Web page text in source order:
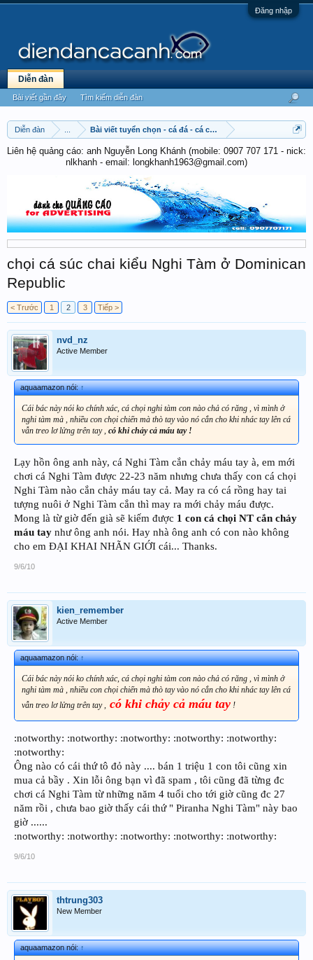
Đăng nhập
Diễn đàn Bài viết tuyển chọn - cá đá - cá chọi
Liên hệ quảng cáo: anh Nguyễn Long Khánh (mobile: 0907 707 171 - nick:
nlkhanh - email: longkhanh1963@gmail.com)
chọi cá súc chai kiểu Nghi Tàm ở Dominican
Republic
< Trước 1 2 3 Tiếp >
nvd_nz
Active Member
aquaamazon nói:↑
Cái bác này nói ko chính xác, cá chọi nghi tàm con nào chả có răng , vì mình ở
nghi tàm mà , nhiều con chọi chiến mà thò tay vào nó cắn cho khi nhác tay lên cá
vẫn treo lơ lửng trên tay , có khi chảy cả máu tay !
Lạy hồn ông anh này, cá Nghi Tàm cắn chảy máu tay à, em mới
chơi cá Nghi Tàm được 22-23 năm nhưng chưa thấy con cá chọi
Nghi Tàm nào cắn chảy máu tay cả. May ra có cá rồng hay tai
tượng nuôi ở Nghi Tàm cắn thì may ra mới chảy máu được.
Mong là từ giờ đến già sẽ kiếm được 1 con cá chọi NT cắn chảy
máu tay như ông anh nói. Hay nhà ông anh có con nào không
cho em ĐẠI KHAI NHÃN GIỚI cái... Thanks.
9/6/10
kien_remember
Active Member
aquaamazon nói:↑
Cái bác này nói ko chính xác, cá chọi nghi tàm con nào chả có răng , vì mình ở
nghi tàm mà , nhiều con chọi chiến mà thò tay vào nó cắn cho khi nhác tay lên cá
vẫn treo lơ lửng trên tay ,
có khi chảy cả máu tay !
:notworthy: :notworthy: :notworthy: :notworthy: :notworthy:
:notworthy:
Ông nào có cái thứ tô đỏ này .... bán 1 triệu 1 con tôi cũng xin
mua cả bầy . Xin lỗi ông bạn vì đã spam , tôi cũng đã từng đc
chơi cá Nghi Tàm từ những năm 4 tuổi cho tới giờ cũng đc 27
năm rồi , chưa bao giờ thấy cái thứ " Piranha Nghi Tàm" này bao
giờ ......
:notworthy: :notworthy: :notworthy: :notworthy: :notworthy:
9/6/10
thtrung303
New Member
aquaamazon nói:↑
Diễn đàn
Bài viết gần đây Tìm kiếm diễn đàn